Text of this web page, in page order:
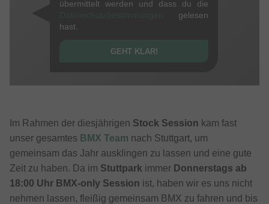
übermittelt werden und dass du die
gelesen
hast.
GEHT KLAR!
Im Rahmen der diesjährigen Stock Session kam fast
unser gesamtes BMX Team nach Stuttgart, um
gemeinsam das Jahr ausklingen zu lassen und eine gute
Zeit zu haben. Da im Stuttpark immer Donnerstags ab
18:00 Uhr BMX-only Session ist, haben wir es uns nicht
nehmen lassen, fleißig gemeinsam BMX zu fahren und bis